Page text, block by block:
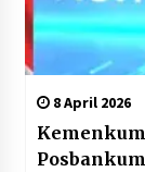
8 April 2026